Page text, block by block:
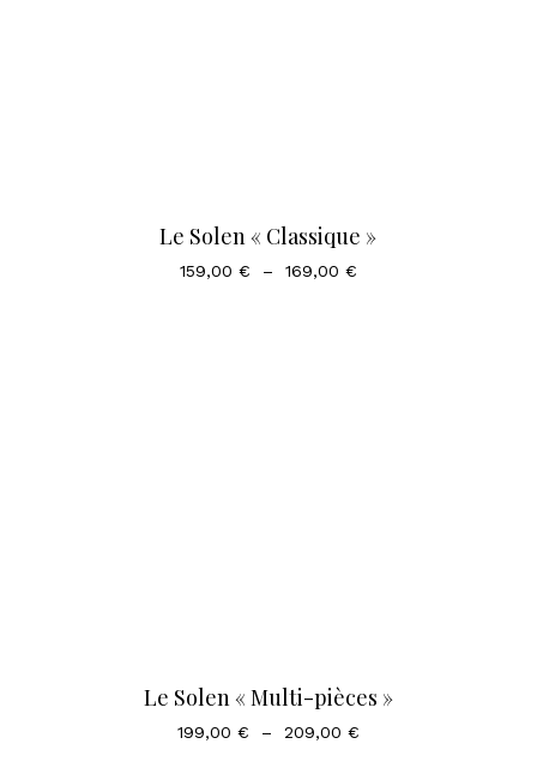
Le Solen « Classique »
159,00 € – 169,00 €Plage
Le Solen « Multi-pièces »
199,00 € – 209,00 €Plage